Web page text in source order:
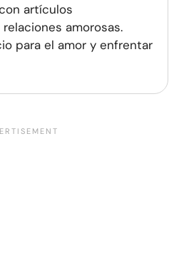
artículos
amorosas.
para el amor y enfrentar